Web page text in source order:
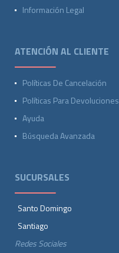
Información Legal
ATENCIÓN AL CLIENTE
Políticas De Cancelación
Políticas Para Devoluciones
Ayuda
Búsqueda Avanzada
SUCURSALES
Santo Domingo
Santiago
Redes Sociales